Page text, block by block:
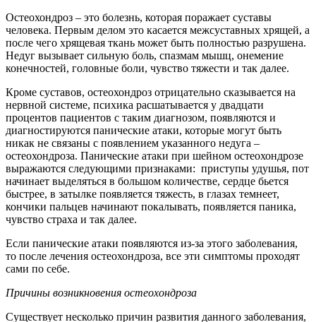
Остеохондроз – это болезнь, которая поражает суставы
человека. Первым делом это касается межсуставных хрящей, а
после чего хрящевая ткань может быть полностью разрушена.
Недуг вызывает сильную боль, спазмам мышц, онемение
конечностей, головные боли, чувство тяжести и так далее.
Кроме суставов, остеохондроз отрицательно сказывается на
нервной системе, психика расшатывается у двадцати
процентов пациентов с таким диагнозом, появляются и
диагностируются панические атаки, которые могут быть
никак не связаны с появлением указанного недуга –
остеохондроза. Панические атаки при шейном остеохондрозе
выражаются следующими признаками: приступы удушья, пот
начинает выделяться в большом количестве, сердце бьется
быстрее, в затылке появляется тяжесть, в глазах темнеет,
кончики пальцев начинают покалывать, появляется паника,
чувство страха и так далее.
Если панические атаки появляются из-за этого заболевания,
то после лечения остеохондроза, все эти симптомы проходят
сами по себе.
Причины возникновения остеохондроза
Существует несколько причин развития данного заболевания,